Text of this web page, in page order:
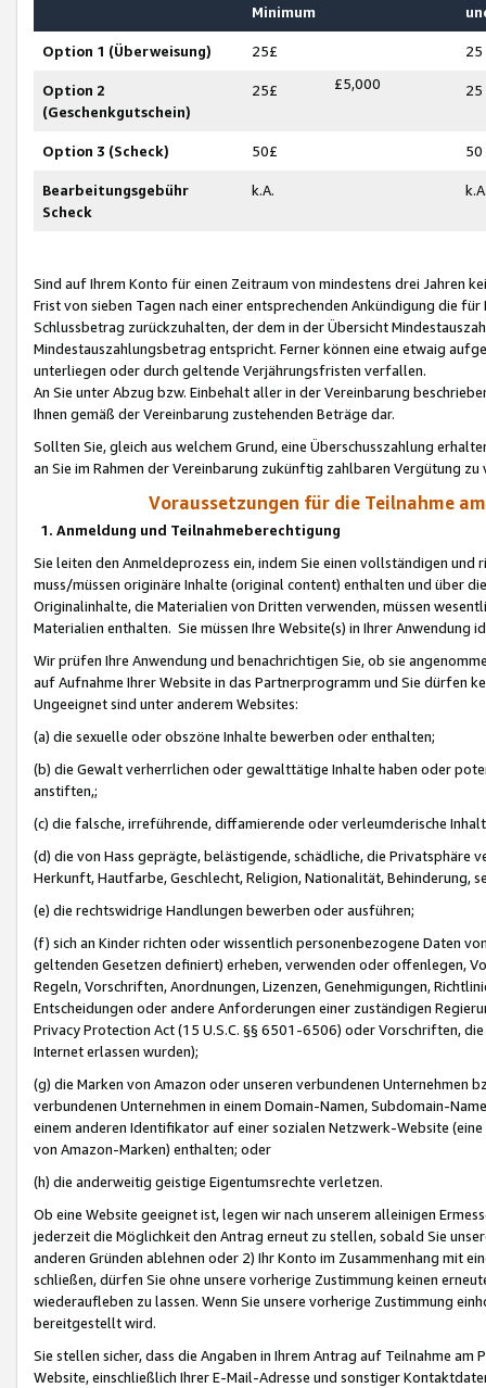
Minimum
Option 1 (Überweisung) 25£ 25
Option 2
(Geschenkgutschein)
25£ £5,000 25
Option 3 (Scheck) 50£ 50
Bearbeitungsgebühr
Scheck
k.A.
Sind auf Ihrem Konto für einen Zeitraum von mindestens drei Jahren
Frist von sieben Tagen nach einer entsprechenden Ankündigung die
Schlussbetrag zurückzuhalten, der dem in der Übersicht
Mindestauszahlungsbetrag entspricht. Ferner können eine etwaig
unterliegen oder durch geltende Verjährungsfristen verfallen.
An Sie unter Abzug bzw. Einbehalt aller in der Vereinbarung
Ihnen gemäß der Vereinbarung zustehenden Beträge dar.
Sollten Sie, gleich aus welchem Grund, eine Überschusszahlung
an Sie im Rahmen der Vereinbarung zukünftig zahlbaren Vergütung zu
Voraussetzungen für die Teilnahme
1. Anmeldung und Teilnahmeberechtigung
Sie leiten den Anmeldeprozess ein, indem Sie einen vollständigen
muss/müssen originäre Inhalte (original content) enthalten und über
Originalinhalte, die Materialien von Dritten verwenden, müssen
Materialien enthalten. Sie müssen Ihre Website(s) in Ihrer Anwendung
Wir prüfen Ihre Anwendung und benachrichtigen Sie, ob sie
auf Aufnahme Ihrer Website in das Partnerprogramm und Sie dürfen
Ungeeignet sind unter anderem Websites:
(a) die sexuelle oder obszöne Inhalte bewerben oder enthalten;
(b) die Gewalt verherrlichen oder gewalttätige Inhalte haben oder
anstiften,;
(c) die falsche, irreführende, diffamierende oder verleumderische
(d) die von Hass geprägte, belästigende, schädliche, die Privatsphäre
Herkunft, Hautfarbe, Geschlecht, Religion, Nationalität, Behinderung,
(e) die rechtswidrige Handlungen bewerben oder ausführen;
(f) sich an Kinder richten oder wissentlich personenbezogene Daten
geltenden Gesetzen definiert) erheben, verwenden oder offenlegen,
Regeln, Vorschriften, Anordnungen, Lizenzen, Genehmigungen,
Entscheidungen oder andere Anforderungen einer zuständigen
Privacy Protection Act (15 U.S.C. §§ 6501-6506) oder Vorschriften,
Internet erlassen wurden);
(g) die Marken von Amazon oder unseren verbundenen Unternehmen
verbundenen Unternehmen in einem Domain-Namen, Subdomain-
einem anderen Identifikator auf einer sozialen Netzwerk-Website
von Amazon-Marken) enthalten; oder
(h) die anderweitig geistige Eigentumsrechte verletzen.
Ob eine Website geeignet ist, legen wir nach unserem alleinigen
jederzeit die Möglichkeit den Antrag erneut zu stellen, sobald Sie
anderen Gründen ablehnen oder 2) Ihr Konto im Zusammenhang mit
schließen, dürfen Sie ohne unsere vorherige Zustimmung keinen
wiederaufleben zu lassen. Wenn Sie unsere vorherige Zustimmung
bereitgestellt wird.
Sie stellen sicher, dass die Angaben in Ihrem Antrag auf Teilnahme
Website, einschließlich Ihrer E-Mail-Adresse und sonstiger